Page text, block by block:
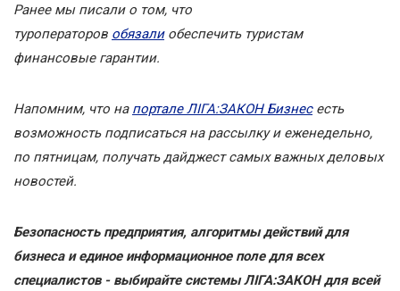
Ранее мы писали о том, что
туроператоров обязалиобеспечить туристам
финансовые гарантии.
Напомним, что на портале ЛІГА:ЗАКОН Бизнесесть
возможность подписаться на рассылку и еженедельно,
по пятницам, получать дайджест самых важных деловых
новостей.
Безопасность предприятия, алгоритмы действий для
бизнеса и единое информационное поле для всех
специалистов - выбирайте системы ЛІГА:ЗАКОН для всей